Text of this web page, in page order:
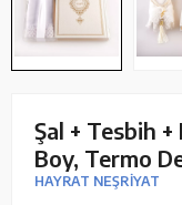
Şal + Tesbih
Boy, Termo
HAYRAT NEŞRİYAT